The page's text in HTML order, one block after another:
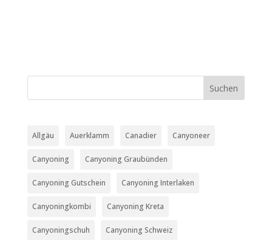
Allgäu Auerklamm Canadier Canyoneer
Canyoning Canyoning Graubünden
Canyoning Gutschein Canyoning Interlaken
Canyoningkombi Canyoning Kreta
Canyoningschuh Canyoning Schweiz